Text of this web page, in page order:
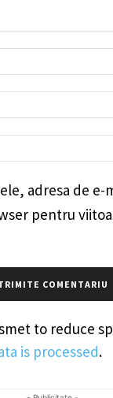
adresa de e-
pentru
to reduce
is processed.